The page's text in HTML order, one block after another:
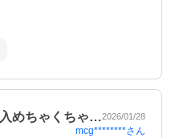
めちゃくちゃ…2026/01/28
mcg********さん